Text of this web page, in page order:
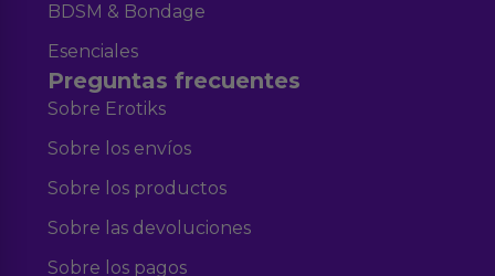
BDSM & Bondage
Esenciales
Preguntas frecuentes
Sobre Erotiks
Sobre los envíos
Sobre los productos
Sobre las devoluciones
Sobre los pagos